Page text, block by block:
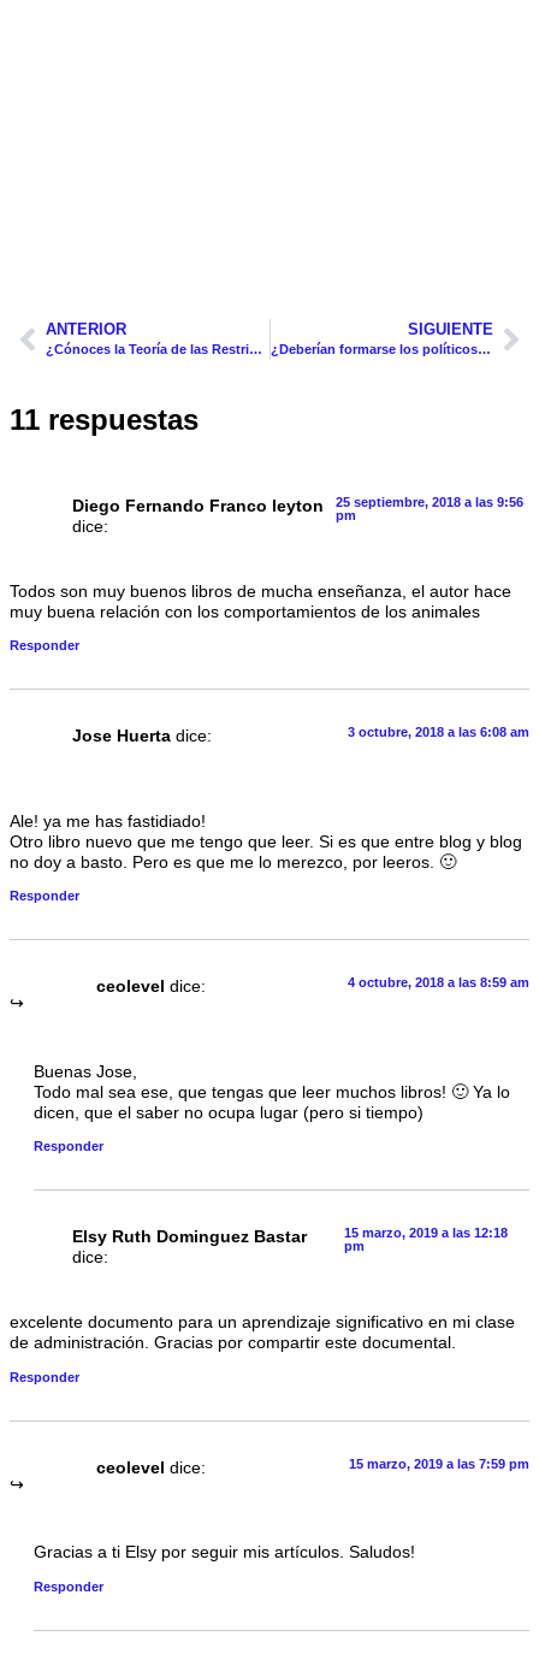
ANTERIOR
¿Cónoces la Teoría de las Restricciones o TOC?
SIGUIENTE
¿Deberían formarse los políticos en Gestión de Proyectos? Yo creo que SI
11 respuestas
Diego Fernando Franco leyton
dice:
25 septiembre, 2018 a las 9:56
pm
Todos son muy buenos libros de mucha enseñanza, el autor hace
muy buena relación con los comportamientos de los animales
Responder
Jose Huerta dice: 3 octubre, 2018 a las 6:08 am
Ale! ya me has fastidiado!
Otro libro nuevo que me tengo que leer. Si es que entre blog y blog
no doy a basto. Pero es que me lo merezco, por leeros. 🙂
Responder
ceolevel dice: 4 octubre, 2018 a las 8:59 am
Buenas Jose,
Todo mal sea ese, que tengas que leer muchos libros! 🙂 Ya lo
dicen, que el saber no ocupa lugar (pero si tiempo)
Responder
Elsy Ruth Dominguez Bastar
dice:
15 marzo, 2019 a las 12:18
pm
excelente documento para un aprendizaje significativo en mi clase
de administración. Gracias por compartir este documental.
Responder
ceolevel dice: 15 marzo, 2019 a las 7:59 pm
Gracias a ti Elsy por seguir mis artículos. Saludos!
Responder